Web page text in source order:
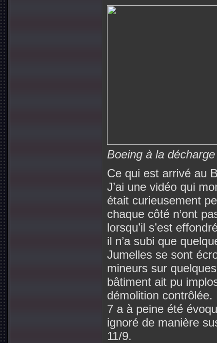
Boeing à la
Ce qui est arrivé au
J’ai une vidéo qui
était curieusement
chaque côté n’ont
lorsqu’il s’est
il n’a subi que
Jumelles se sont
mineurs sur
bâtiment ait pu
démolition contrôlée.
7 a à peine été
ignoré de manière
11/9.